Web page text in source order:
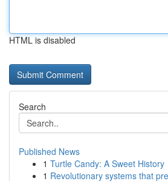
HTML is disabled
Search
Published News
1 Turtle Candy: A Sweet History
1 Revolutionary systems that